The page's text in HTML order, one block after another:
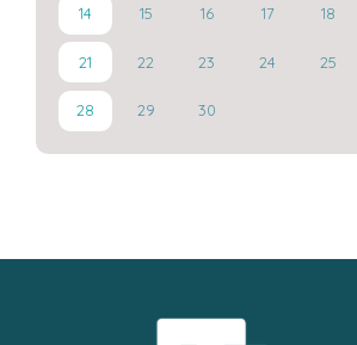
14 15 16 17 18
21 22 23 24 25
28 29 30